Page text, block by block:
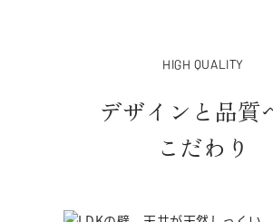
HIGH QUALITY
デザインと品質
こだわり